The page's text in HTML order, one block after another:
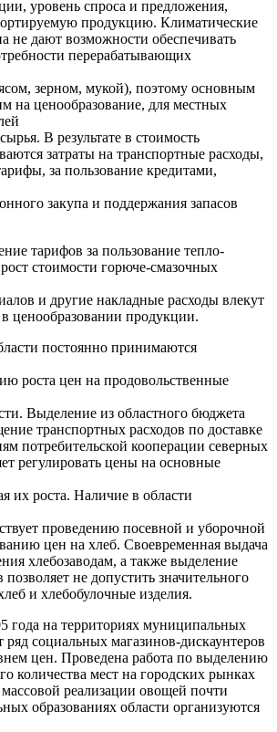
уровень спроса и предложения,
продукцию. Климатические
не дают возможности обеспечивать
перерабатывающих
зерном, мукой), поэтому основным
на ценообразование, для местных
В результате в стоимость
затраты на транспортные расходы,
за пользование кредитами,
закупа и поддержания запасов
тарифов за пользование тепло-
стоимости горюче-смазочных
и другие накладные расходы влекут
ценообразовании продукции.
постоянно принимаются
роста цен на продовольственные
Выделение из областного бюджета
транспортных расходов по доставке
потребительской кооперации северных
регулировать цены на основные
их роста. Наличие в области
проведению посевной и уборочной
цен на хлеб. Своевременная выдача
хлебозаводам, а также выделение
не допустить значительного
и хлебобулочные изделия.
года на территориях муниципальных
ряд социальных магазинов-дискаунтеров
цен. Проведена работа по выделению
количества мест на городских рынках
реализации овощей почти
образованиях области организуются